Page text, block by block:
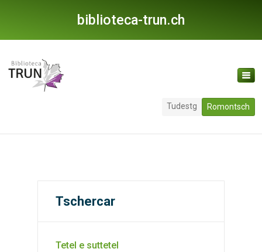
biblioteca-trun.ch
Tudestg Romontsch
Tschercar
Tetel e suttetel